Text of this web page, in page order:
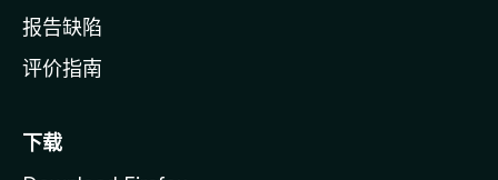
报告缺陷
评价指南
下载